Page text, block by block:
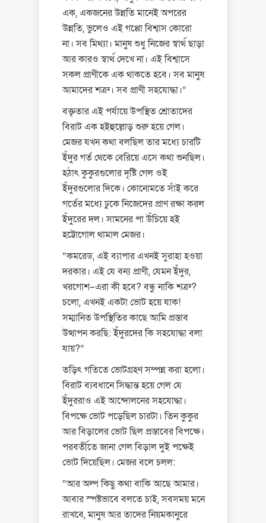
এক, একজনের উন্নতি মানেই অপরের
উন্নতি, ভুলেও এই গপ্পো বিশ্বাস কোরো
না। সব মিথ্যা। মানুষ শুধু নিজের স্বার্থ ছাড়া
আর কারও স্বার্থ দেখে না। এই বিশ্বাসে
সকল প্রাণীকে এক থাকতে হবে। সব মানুষ
আমাদের শত্রু। সব প্রাণী সহযোদ্ধা।”
বক্তৃতার এই পর্যায়ে উপস্থিত শ্রোতাদের
বিরাট এক হইহুল্লোড় শুরু হয়ে গেল।
মেজর যখন কথা বলছিল তার মধ্যে চারটি
ইঁদুর গর্ত থেকে বেরিয়ে এসে কথা শুনছিল।
হঠাৎ কুকুরগুলোর দৃষ্টি গেল ওই
ইঁদুরগুলোর দিকে। কোনোমতে সাঁই করে
গর্তের মধ্যে ঢুকে নিজেদের প্রাণ রক্ষা করল
ইঁদুরের দল। সামনের পা উঁচিয়ে হই
হট্টোগোল থামাল মেজর।
“কমরেড, এই ব্যাপার এখনই সুরাহা হওয়া
দরকার। এই যে বন্য প্রাণী, যেমন ইঁদুর,
খরগোশ–এরা কী হবে? বন্ধু নাকি শত্রু?
চলো, এখনই একটা ভোট হয়ে যাক!
সম্মানিত উপস্থিতির কাছে আমি প্রস্তাব
উত্থাপন করছি: ইঁদুরদের কি সহযোদ্ধা বলা
যায়?”
তড়িৎ গতিতে ভোটগ্রহণ সম্পন্ন করা হলো।
বিরাট ব্যবধানে সিদ্ধান্ত হয়ে গেল যে
ইঁদুররাও এই আন্দোলনের সহযোদ্ধা।
বিপক্ষে ভোট পড়েছিল চারটা। তিন কুকুর
আর বিড়ালের ভোট ছিল প্রস্তাবের বিপক্ষে।
পরবর্তীতে জানা গেল বিড়াল দুই পক্ষেই
ভোট দিয়েছিল। মেজর বলে চলল:
“আর অল্প কিছু কথা বাকি আছে আমার।
আবার স্পষ্টভাবে বলতে চাই, সবসময় মনে
রাখবে, মানুষ আর তাদের নিয়মকানুরে